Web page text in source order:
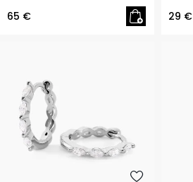
65 € 29 €